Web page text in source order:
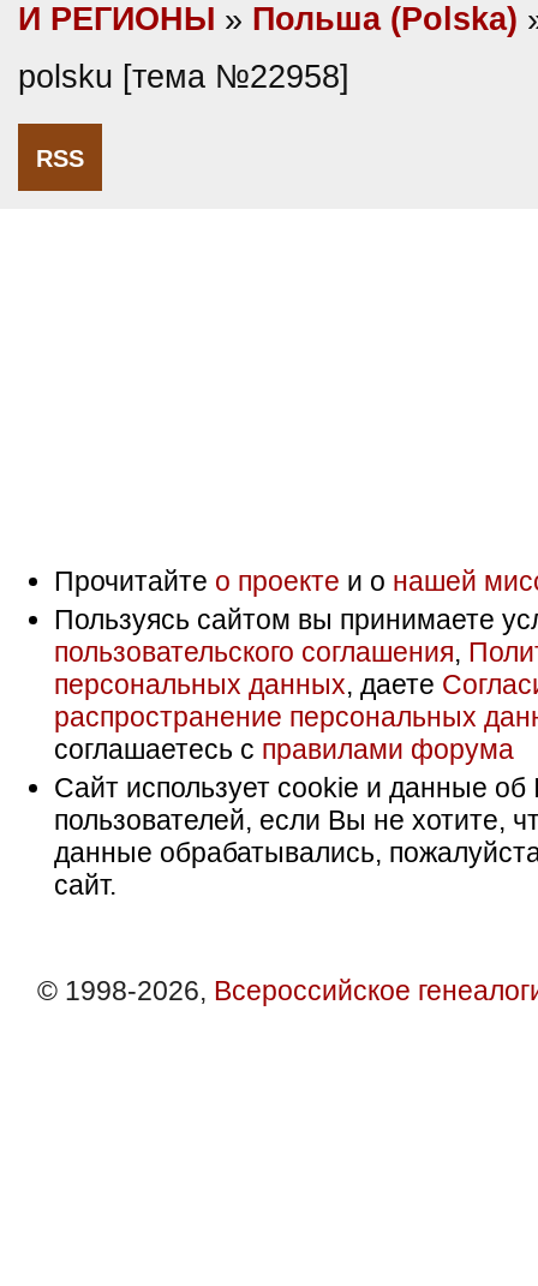
И РЕГИОНЫ » Польша (Polska)
polsku [тема №22958]
RSS
Прочитайте о проекте и о нашей
Пользуясь сайтом вы принимаете
пользовательского соглашения,
персональных данных, даете
распространение персональных
соглашаетесь с правилами форума
Сайт использует cookie и данные об
пользователей, если Вы не хотите,
данные обрабатывались,
сайт.
© 1998-2026, Всероссийское